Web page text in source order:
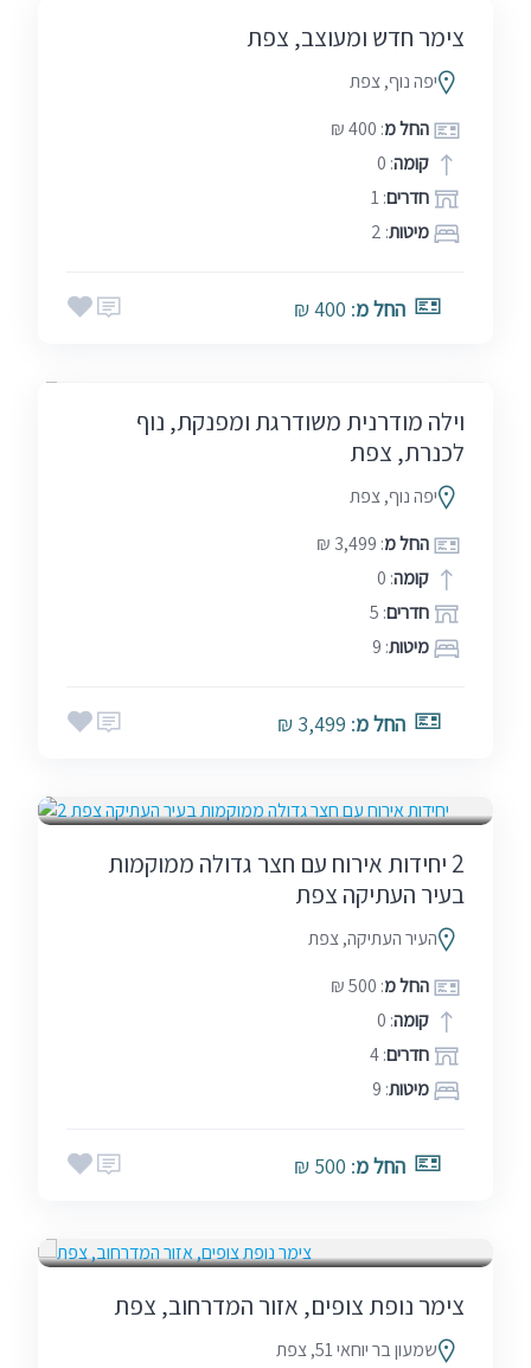
צימר חדש ומעוצב, צפת
יפה נוף, צפת
החל מ: 400 ₪
קומה: 0
חדרים: 1
מיטות: 2
החל מ: 400 ₪
וילה מודרנית משודרגת ומפנקת, נוף
לכנרת, צפת
יפה נוף, צפת
החל מ: 3,499 ₪
קומה: 0
חדרים: 5
מיטות: 9
החל מ: 3,499 ₪ אמצע שבוע בין הזמנים
2 יחידות אירוח עם חצר גדולה ממוקמות
בעיר העתיקה צפת
העיר העתיקה, צפת
החל מ: 500 ₪
קומה: 0
חדרים: 4
מיטות: 9
החל מ: 500 ₪
צימר נופת צופים, אזור המדרחוב, צפת
שמעון בר יוחאי 51, צפת